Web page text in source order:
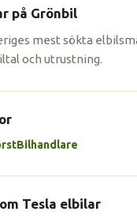
på Grönbil
mest sökta
och utrustning.
Bilhandlare
Tesla elbilar